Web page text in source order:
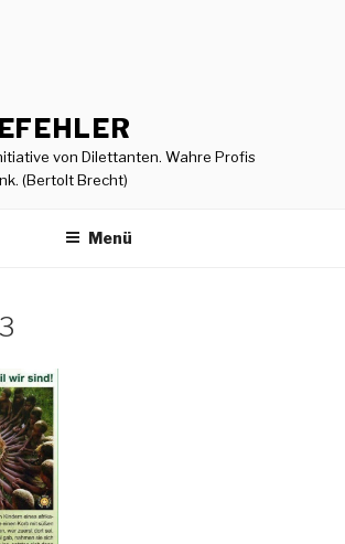
von Dilettanten. Wahre Profis
(Bertolt Brecht)
Menü